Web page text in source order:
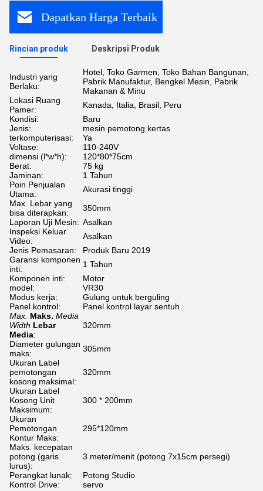
Dapatkan Harga Terbaik
Rincian produk Deskripsi Produk
Industri yang
Berlaku:
Hotel, Toko Garmen, Toko Bahan Bangunan,
Pabrik Manufaktur, Bengkel Mesin, Pabrik
Makanan & Minu
Lokasi Ruang
Pamer:
Kanada, Italia, Brasil, Peru
Kondisi:
Baru
Jenis:
mesin pemotong kertas
terkomputerisasi:
Ya
Voltase:
110-240V
dimensi (l*w*h):
120*80*75cm
Berat:
75 kg
Jaminan:
1 Tahun
Poin Penjualan
Utama:
Akurasi tinggi
Max. Lebar yang
bisa diterapkan:
350mm
Laporan Uji Mesin: Asalkan
Inspeksi Keluar
Video:
Asalkan
Jenis Pemasaran:
Produk Baru 2019
Garansi komponen
inti:
1 Tahun
Komponen inti:
Motor
model:
VR30
Modus kerja:
Gulung untuk berguling
Panel kontrol:
Panel kontrol layar sentuh
Max. Maks. Media
Width Lebar
Media:
320mm
Diameter gulungan
maks:
305mm
Ukuran Label
pemotongan
kosong maksimal:
320mm
Ukuran Label
Kosong Unit
Maksimum:
300 * 200mm
Ukuran
Pemotongan
Kontur Maks:
295*120mm
Maks. kecepatan
potong (garis
lurus):
3 meter/menit (potong 7x15cm persegi)
Perangkat lunak:
Potong Studio
Kontrol Drive:
servo